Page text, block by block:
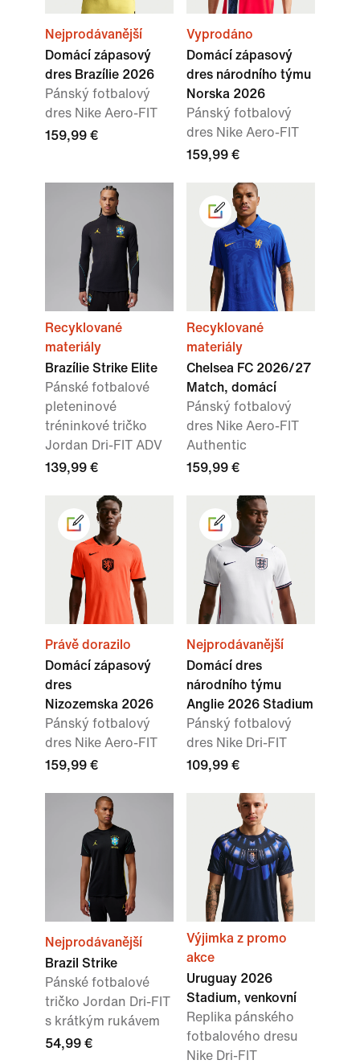
Nejprodávanější
Domácí zápasový
dres Brazílie 2026
Pánský fotbalový
dres Nike Aero-FIT
159,99 €
Vyprodáno
Domácí zápasový
dres národního týmu
Norska 2026
Pánský fotbalový
dres Nike Aero-FIT
159,99 €
Recyklované
materiály
Brazílie Strike Elite
Pánské fotbalové
pleteninové
tréninkové tričko
Jordan Dri-FIT ADV
139,99 €
Recyklované
materiály
Chelsea FC 2026/27
Match, domácí
Pánský fotbalový
dres Nike Aero-FIT
Authentic
159,99 €
Právě dorazilo
Domácí zápasový
dres
Nizozemska 2026
Pánský fotbalový
dres Nike Aero-FIT
159,99 €
Nejprodávanější
Domácí dres
národního týmu
Anglie 2026 Stadium
Pánský fotbalový
dres Nike Dri-FIT
109,99 €
Nejprodávanější
Brazil Strike
Pánské fotbalové
tričko Jordan Dri-FIT
s krátkým rukávem
54,99 €
Výjimka z promo
akce
Uruguay 2026
Stadium, venkovní
Replika pánského
fotbalového dresu
Nike Dri-FIT